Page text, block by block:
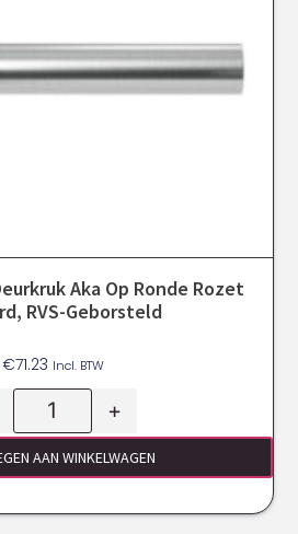
Aka Op Ronde Rozet
RVS-Geborsteld
€71.23 Incl. BTW
+
AAN WINKELWAGEN